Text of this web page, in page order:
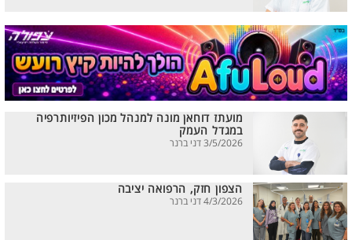
מועתז דוחאן מונה למנהל מכון הפיזיותרפיה
במגדל העמק
3/5/2026 דני ברנר
הצפון חזק, הרפואה יציבה
4/3/2026 דני ברנר